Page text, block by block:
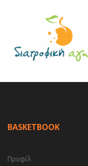
BASKETBOOK
Προφίλ